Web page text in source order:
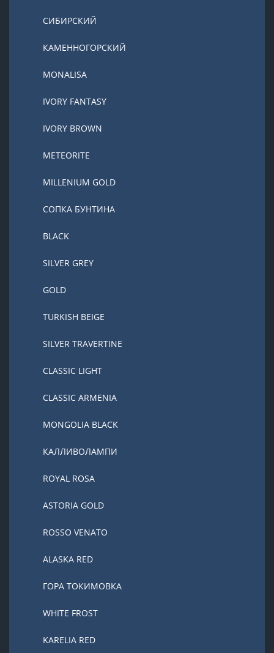
СИБИРСКИЙ
КАМЕННОГОРСКИЙ
MONALISA
IVORY FANTASY
IVORY BROWN
METEORITE
MILLENIUM GOLD
СОПКА БУНТИНА
BLACK
SILVER GREY
GOLD
TURKISH BEIGE
SILVER TRAVERTINE
CLASSIC LIGHT
CLASSIC ARMENIA
MONGOLIA BLACK
КАЛЛИВОЛАМПИ
ROYAL ROSA
ASTORIA GOLD
ROSSO VENATO
ALASKA RED
ГОРА ТОКИМОВКА
WHITE FROST
KARELIA RED